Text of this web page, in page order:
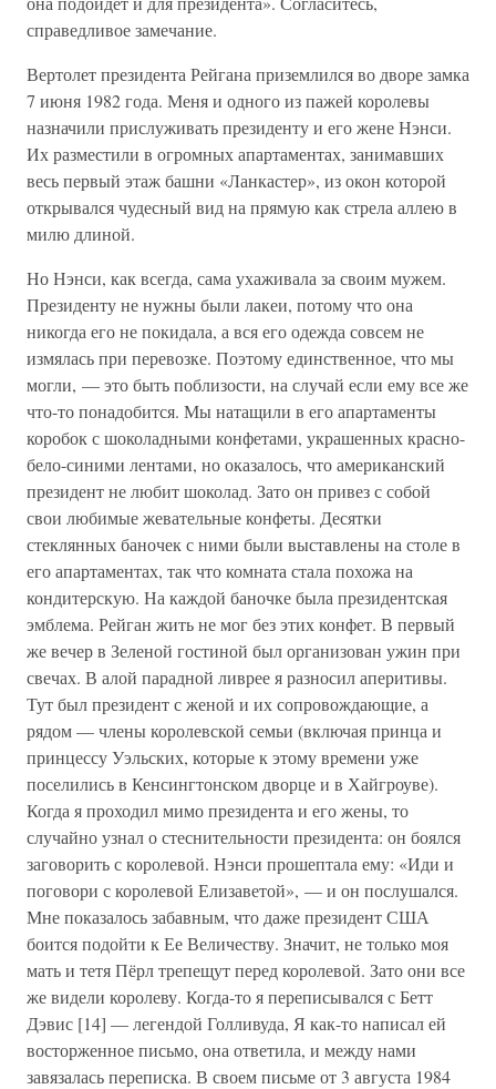
справедливое замечание.
Вертолет президента Рейгана приземлился во дворе замка
7 июня 1982 года. Меня и одного из пажей королевы
назначили прислуживать президенту и его жене Нэнси.
Их разместили в огромных апартаментах, занимавших
весь первый этаж башни «Ланкастер», из окон которой
открывался чудесный вид на прямую как стрела аллею в
милю длиной.
Но Нэнси, как всегда, сама ухаживала за своим мужем.
Президенту не нужны были лакеи, потому что она
никогда его не покидала, а вся его одежда совсем не
измялась при перевозке. Поэтому единственное, что мы
могли, — это быть поблизости, на случай если ему все же
что-то понадобится. Мы натащили в его апартаменты
коробок с шоколадными конфетами, украшенных красно-
бело-синими лентами, но оказалось, что американский
президент не любит шоколад. Зато он привез с собой
свои любимые жевательные конфеты. Десятки
стеклянных баночек с ними были выставлены на столе в
его апартаментах, так что комната стала похожа на
кондитерскую. На каждой баночке была президентская
эмблема. Рейган жить не мог без этих конфет. В первый
же вечер в Зеленой гостиной был организован ужин при
свечах. В алой парадной ливрее я разносил аперитивы.
Тут был президент с женой и их сопровождающие, а
рядом — члены королевской семьи (включая принца и
принцессу Уэльских, которые к этому времени уже
поселились в Кенсингтонском дворце и в Хайгроуве).
Когда я проходил мимо президента и его жены, то
случайно узнал о стеснительности президента: он боялся
заговорить с королевой. Нэнси прошептала ему: «Иди и
поговори с королевой Елизаветой», — и он послушался.
Мне показалось забавным, что даже президент США
боится подойти к Ее Величеству. Значит, не только моя
мать и тетя Пёрл трепещут перед королевой. Зато они все
же видели королеву. Когда-то я переписывался с Бетт
Дэвис [14] — легендой Голливуда, Я как-то написал ей
восторженное письмо, она ответила, и между нами
завязалась переписка. В своем письме от 3 августа 1984